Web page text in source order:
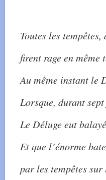
Toutes les
firent rage en même
Au même instant le
Lorsque, durant
Le Déluge eut
Et que l’énorme
par les tempêtes sur